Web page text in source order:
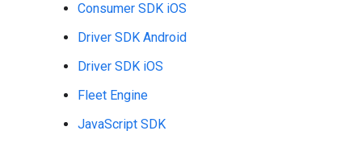
Consumer SDK iOS
Driver SDK Android
Driver SDK iOS
Fleet Engine
JavaScript SDK